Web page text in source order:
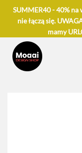
SUMMER40 - 40% na
nie łączą się.
mamy